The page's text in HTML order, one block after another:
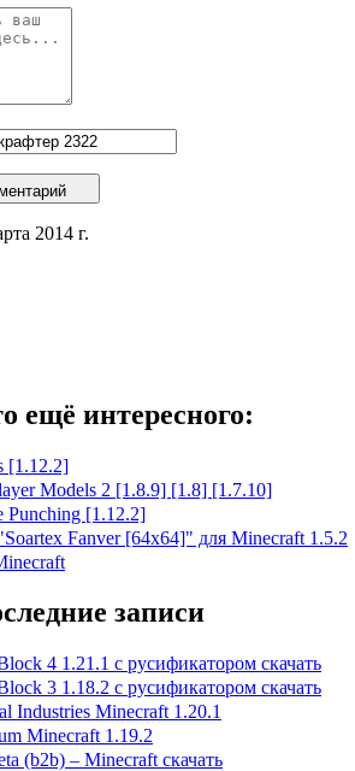
2014 г.
ещё интересного:
[1.12.2]
Models 2 [1.8.9] [1.8] [1.7.10]
[1.12.2]
Fanver [64x64]" для Minecraft 1.5.2
записи
4 1.21.1 с русификатором скачать
3 1.18.2 с русификатором скачать
Industries Minecraft 1.20.1
Minecraft 1.19.2
(b2b) – Minecraft скачать